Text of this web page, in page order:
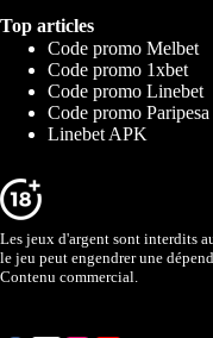
Top articles
Code promo Melbet
Code promo 1xbet
Code promo Linebet
Code promo Paripesa
Linebet APK
Les jeux d'argent sont interdits
le jeu peut engendrer une
Contenu commercial.